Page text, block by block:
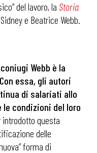
del lavoro, la Storia
e Beatrice Webb.
Webb è la
Con essa, gli autori
di salariati allo
condizioni del loro
introdotto questa
delle
forma di